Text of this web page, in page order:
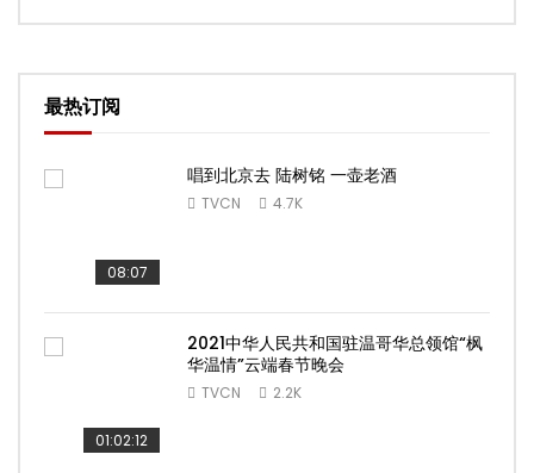
最热订阅
08:07
唱到北京去 陆树铭 一壶老酒
TVCN 4.7K
01:02:12
2021中华人民共和国驻温哥华总领馆“枫
华温情”云端春节晚会
TVCN 2.2K